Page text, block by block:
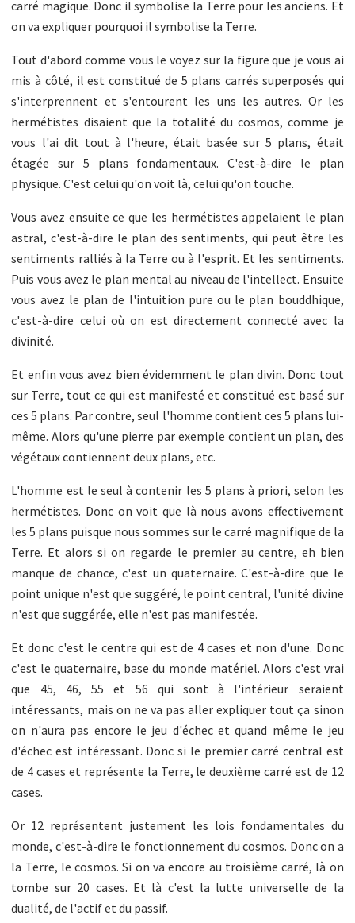
carré magique. Donc il symbolise la Terre pour les anciens. Et
on va expliquer pourquoi il symbolise la Terre.
Tout d'abord comme vous le voyez sur la figure que je vous ai
mis à côté, il est constitué de 5 plans carrés superposés qui
s'interprennent et s'entourent les uns les autres. Or les
hermétistes disaient que la totalité du cosmos, comme je
vous l'ai dit tout à l'heure, était basée sur 5 plans, était
étagée sur 5 plans fondamentaux. C'est-à-dire le plan
physique. C'est celui qu'on voit là, celui qu'on touche.
Vous avez ensuite ce que les hermétistes appelaient le plan
astral, c'est-à-dire le plan des sentiments, qui peut être les
sentiments ralliés à la Terre ou à l'esprit. Et les sentiments.
Puis vous avez le plan mental au niveau de l'intellect. Ensuite
vous avez le plan de l'intuition pure ou le plan bouddhique,
c'est-à-dire celui où on est directement connecté avec la
divinité.
Et enfin vous avez bien évidemment le plan divin. Donc tout
sur Terre, tout ce qui est manifesté et constitué est basé sur
ces 5 plans. Par contre, seul l'homme contient ces 5 plans lui-
même. Alors qu'une pierre par exemple contient un plan, des
végétaux contiennent deux plans, etc.
L'homme est le seul à contenir les 5 plans à priori, selon les
hermétistes. Donc on voit que là nous avons effectivement
les 5 plans puisque nous sommes sur le carré magnifique de la
Terre. Et alors si on regarde le premier au centre, eh bien
manque de chance, c'est un quaternaire. C'est-à-dire que le
point unique n'est que suggéré, le point central, l'unité divine
n'est que suggérée, elle n'est pas manifestée.
Et donc c'est le centre qui est de 4 cases et non d'une. Donc
c'est le quaternaire, base du monde matériel. Alors c'est vrai
que 45, 46, 55 et 56 qui sont à l'intérieur seraient
intéressants, mais on ne va pas aller expliquer tout ça sinon
on n'aura pas encore le jeu d'échec et quand même le jeu
d'échec est intéressant. Donc si le premier carré central est
de 4 cases et représente la Terre, le deuxième carré est de 12
cases.
Or 12 représentent justement les lois fondamentales du
monde, c'est-à-dire le fonctionnement du cosmos. Donc on a
la Terre, le cosmos. Si on va encore au troisième carré, là on
tombe sur 20 cases. Et là c'est la lutte universelle de la
dualité, de l'actif et du passif.